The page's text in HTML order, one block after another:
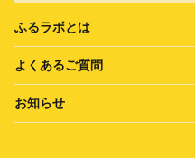
ふるラボとは
よくあるご質問
お知らせ